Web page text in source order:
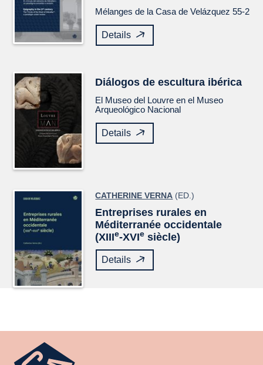
Mélanges de la Casa de Velázquez 55-2
Details
Diálogos de escultura ibérica
El Museo del Louvre en el Museo
Arqueológico Nacional
Details
CATHERINE VERNA (ED.)
Entreprises rurales en
Méditerranée occidentale
(XIIIe-XVIe siècle)
Details